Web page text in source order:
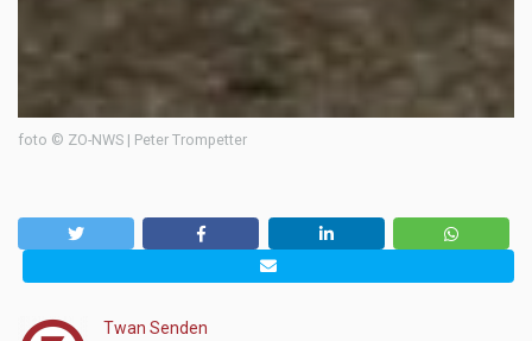
foto © ZO-NWS | Peter Trompetter
Twan Senden